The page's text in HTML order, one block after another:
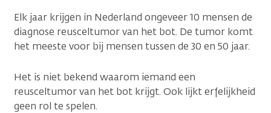
Elk jaar krijgen in Nederland ongeveer 10 mensen de
diagnose reusceltumor van het bot. De tumor komt
het meeste voor bij mensen tussen de 30 en 50 jaar.
Het is niet bekend waarom iemand een
reusceltumor van het bot krijgt. Ook lijkt erfelijkheid
geen rol te spelen.